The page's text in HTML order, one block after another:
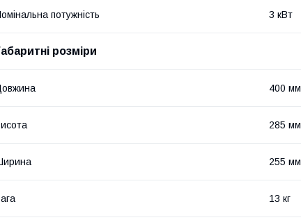
потужність 3 кВт
розміри
400 мм
285 мм
255 мм
13 кг